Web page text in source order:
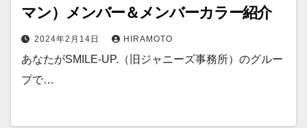
マン）メンバー＆メンバーカラー紹介
2024年2月14日 HIRAMOTO
あなたがSMILE-UP.（旧ジャニーズ事務所）のグルー
プで…